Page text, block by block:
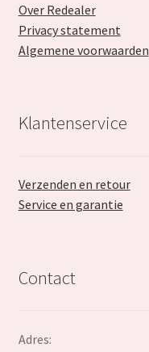
Over Redealer
Privacy statement
Algemene voorwaarden
Klantenservice
Verzenden en retour
Service en garantie
Contact
Adres: